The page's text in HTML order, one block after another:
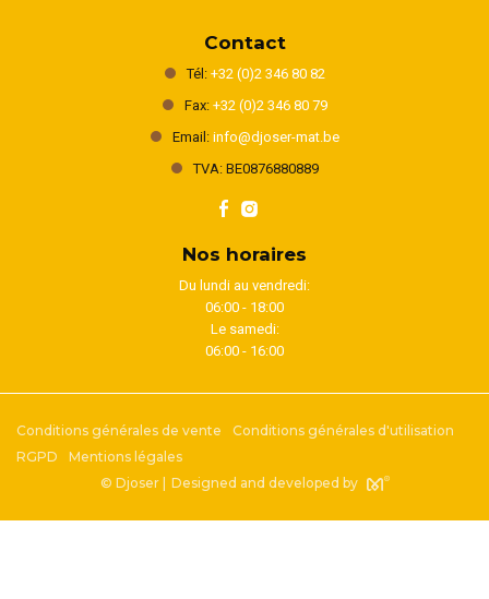
Contact
Tél: +32 (0)2 346 80 82
Fax: +32 (0)2 346 80 79
Email: info@djoser-mat.be
TVA: BE0876880889
Nos horaires
Du lundi au vendredi:
06:00 - 18:00
Le samedi:
06:00 - 16:00
Conditions générales de vente
Conditions générales d'utilisation
RGPD
Mentions légales
© Djoser |
Designed and developed by